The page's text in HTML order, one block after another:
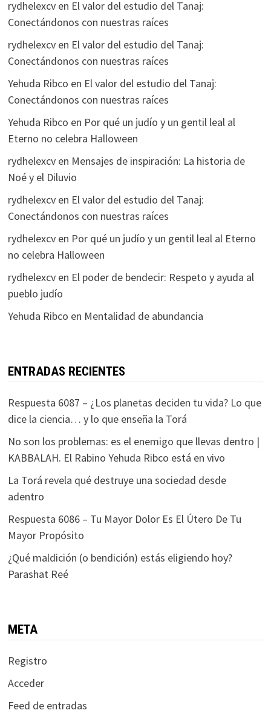
rydhelexcven El valor del estudio del Tanaj:
Conectándonos con nuestras raíces
rydhelexcven El valor del estudio del Tanaj:
Conectándonos con nuestras raíces
Yehuda Ribco en El valor del estudio del Tanaj:
Conectándonos con nuestras raíces
Yehuda Ribco en Por qué un judío y un gentil leal al
Eterno no celebra Halloween
rydhelexcven Mensajes de inspiración: La historia de
Noé y el Diluvio
rydhelexcven El valor del estudio del Tanaj:
Conectándonos con nuestras raíces
rydhelexcven Por qué un judío y un gentil leal al Eterno
no celebra Halloween
rydhelexcven El poder de bendecir: Respeto y ayuda al
pueblo judío
Yehuda Ribco en Mentalidad de abundancia
ENTRADAS RECIENTES
Respuesta 6087 – ¿Los planetas deciden tu vida? Lo que
dice la ciencia… y lo que enseña la Torá
No son los problemas: es el enemigo que llevas dentro |
KABBALAH. El Rabino Yehuda Ribco está en vivo
La Torá revela qué destruye una sociedad desde
adentro
Respuesta 6086 – Tu Mayor Dolor Es El Útero De Tu
Mayor Propósito
¿Qué maldición (o bendición) estás eligiendo hoy?
Parashat Reé
META
Registro
Acceder
Feed de entradas